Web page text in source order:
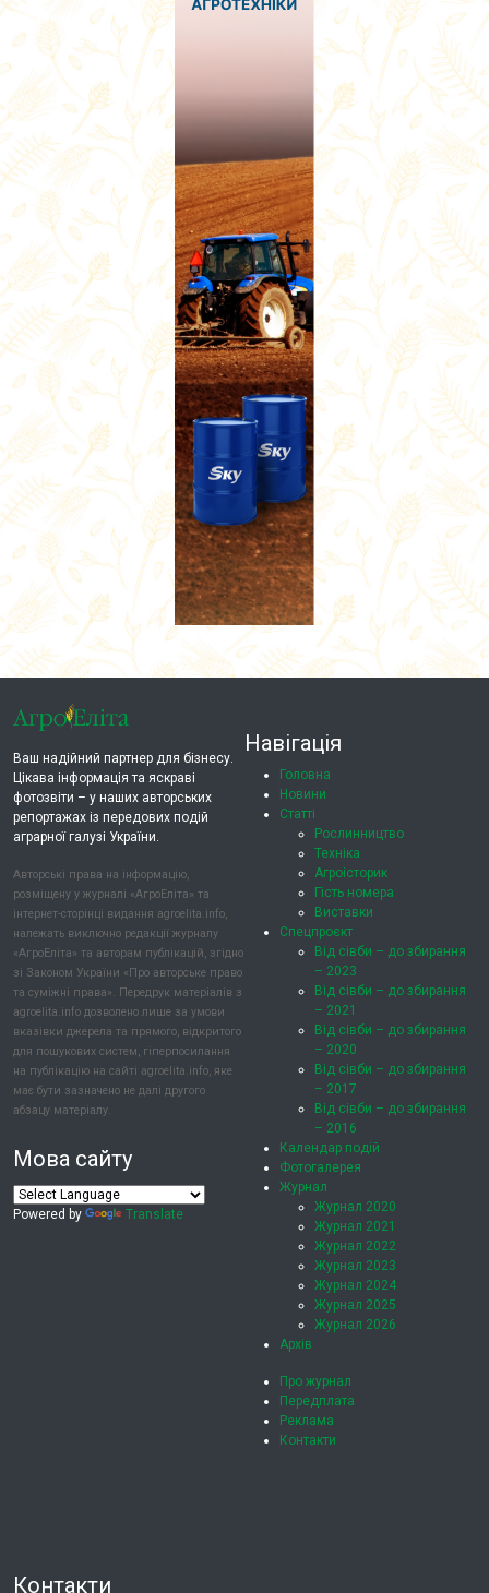
Ваш надійний партнер для бізнесу.
Цікава інформація та яскраві
фотозвіти – у наших авторських
репортажах із передових подій
аграрної галузі України.
Авторські права на інформацію,
розміщену у журналі «АгроЕліта» та
інтернет-сторінці видання agroelita.info,
належать виключно редакції журналу
«АгроЕліта» та авторам публікацій, згідно
зі Законом України «Про авторське право
та суміжні права». Передрук матеріалів з
agroelita.info дозволено лише за умови
вказівки джерела та прямого, відкритого
для пошукових систем, гіперпосилання
на публікацію на сайті agroelita.info, яке
має бути зазначено не далі другого
абзацу матеріалу.
Мова сайту
Powered by Translate
Навігація
Головна
Новини
Статті
Рослинництво
Техніка
Агроісторик
Гість номера
Виставки
Спецпроєкт
Від сівби – до збирання
– 2023
Від сівби – до збирання
– 2021
Від сівби – до збирання
– 2020
Від сівби – до збирання
– 2017
Від сівби – до збирання
– 2016
Календар подій
Фотогалерея
Журнал
Журнал 2020
Журнал 2021
Журнал 2022
Журнал 2023
Журнал 2024
Журнал 2025
Журнал 2026
Архів
Про журнал
Передплата
Реклама
Контакти
Контакти